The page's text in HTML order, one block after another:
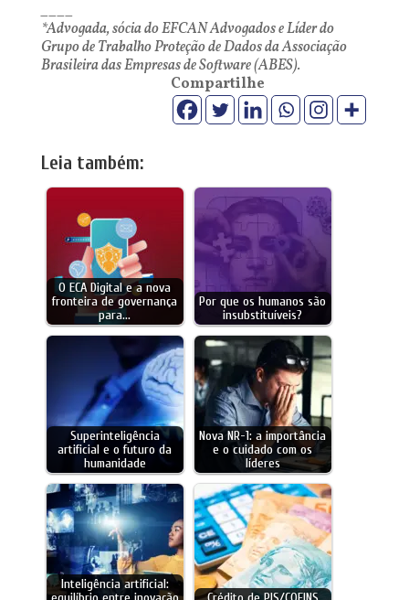
____
*Advogada, sócia do EFCAN Advogados e Líder do
Grupo de Trabalho Proteção de Dados da Associação
Brasileira das Empresas de Software (ABES).
Compartilhe
Leia também:
O ECA Digital e a nova
fronteira de governança
para…
Por que os humanos são
insubstituíveis?
Superinteligência
artificial e o futuro da
humanidade
Nova NR-1: a importância
e o cuidado com os
líderes
Inteligência artificial: